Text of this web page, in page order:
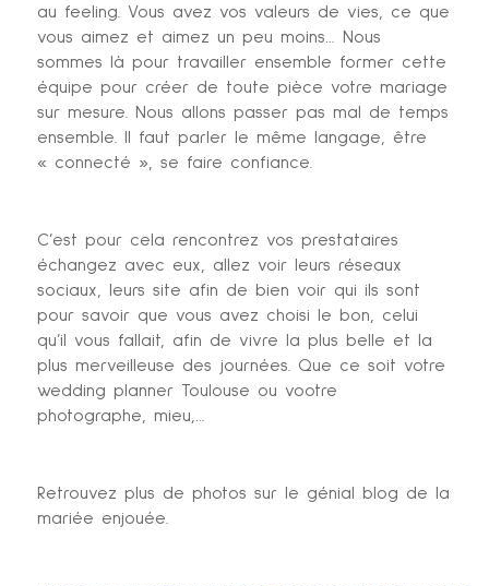
au feeling. Vous avez vos valeurs de vies, ce que
vous aimez et aimez un peu moins… Nous
sommes là pour travailler ensemble former cette
équipe pour créer de toute pièce votre mariage
sur mesure. Nous allons passer pas mal de temps
ensemble. Il faut parler le même langage, être
« connecté », se faire confiance.
C’est pour cela rencontrez vos prestataires
échangez avec eux, allez voir leurs réseaux
sociaux, leurs site afin de bien voir qui ils sont
pour savoir que vous avez choisi le bon, celui
qu’il vous fallait, afin de vivre la plus belle et la
plus merveilleuse des journées. Que ce soit votre
wedding planner Toulouse ou vootre
photographe, mieu,…
Retrouvez plus de photos sur le génial blog de la
mariée enjouée.